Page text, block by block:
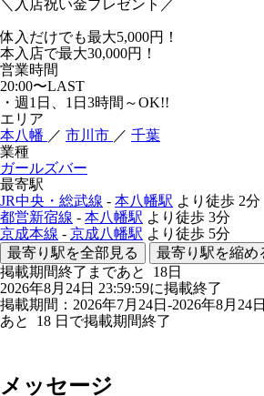
＼入店祝い金プレゼント／
体入だけでも最大5,000円！
本入店で最大30,000円！
営業時間
20:00〜LAST
・週1日、1日3時間～OK!!
エリア
本八幡 ／ 市川市 ／ 千葉
業種
ガールズバー
最寄駅
JR中央・総武線 - 本八幡駅 より徒歩 2分
都営新宿線 - 本八幡駅 より徒歩 3分
京成本線 - 京成八幡駅 より徒歩 5分
最寄り駅を全部見る
最寄り駅を縮め
掲載期間終了まであと 18日
2026年8月24日 23:59:59に掲載終了
掲載期間：2026年7月24日-2026年8月24
あと 18 日で掲載期間終了
メッセージ